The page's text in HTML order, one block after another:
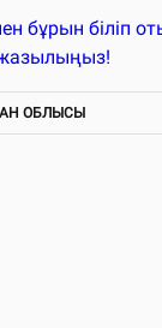
бұрын біліп
ОБЛЫСЫ